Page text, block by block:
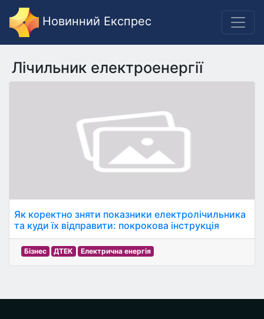
Новинний Експрес
Лічильник електроенергії
Як коректно зняти показники електролічильника
та куди їх відправити: покрокова інструкція
Бізнес ДТЕК Електрична енергія